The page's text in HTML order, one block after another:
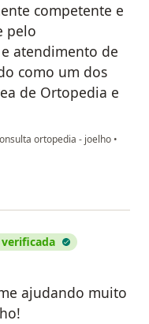
competente e
pelo
atendimento de
como um dos
de Ortopedia e
ortopedia - joelho •
ajudando muito